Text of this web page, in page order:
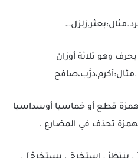
وهو ثلاثة أوزان
بهمزة قطع أو خماسيا أوسداسيا
تحذف في المضارع .